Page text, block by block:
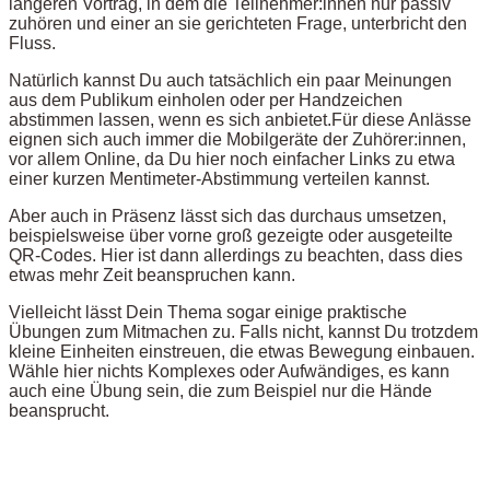
längeren Vortrag, in dem die Teilnehmer:innen nur passiv
zuhören und einer an sie gerichteten Frage, unterbricht den
Fluss.
Natürlich kannst Du auch tatsächlich ein paar Meinungen
aus dem Publikum einholen oder per Handzeichen
abstimmen lassen, wenn es sich anbietet.Für diese Anlässe
eignen sich auch immer die Mobilgeräte der Zuhörer:innen,
vor allem Online, da Du hier noch einfacher Links zu etwa
einer kurzen Mentimeter-Abstimmung verteilen kannst.
Aber auch in Präsenz lässt sich das durchaus umsetzen,
beispielsweise über vorne groß gezeigte oder ausgeteilte
QR-Codes. Hier ist dann allerdings zu beachten, dass dies
etwas mehr Zeit beanspruchen kann.
Vielleicht lässt Dein Thema sogar einige praktische
Übungen zum Mitmachen zu. Falls nicht, kannst Du trotzdem
kleine Einheiten einstreuen, die etwas Bewegung einbauen.
Wähle hier nichts Komplexes oder Aufwändiges, es kann
auch eine Übung sein, die zum Beispiel nur die Hände
beansprucht.